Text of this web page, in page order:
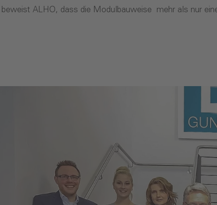
beweist ALHO, dass die Modulbauweise mehr als nur